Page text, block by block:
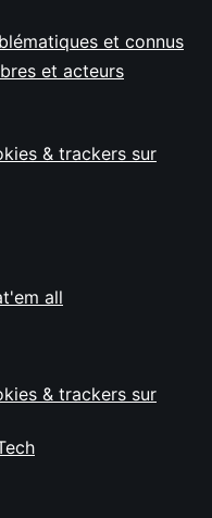
et connus
et acteurs
& trackers sur
all
& trackers sur